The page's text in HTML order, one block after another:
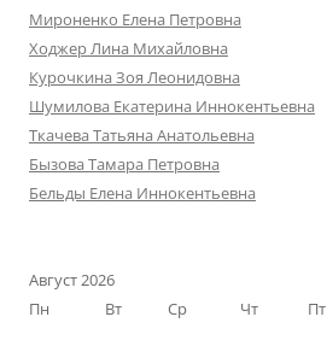
Мироненко Елена Петровна
Ходжер Лина Михайловна
Курочкина Зоя Леонидовна
Шумилова Екатерина Иннокентьевна
Ткачева Татьяна Анатольевна
Бызова Тамара Петровна
Бельды Елена Иннокентьевна
Август 2026
Пн
Вт Ср Чт Пт